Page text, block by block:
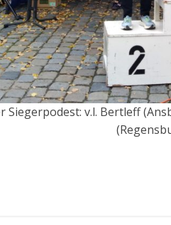
Siegerpodest: v.l. Bertleff